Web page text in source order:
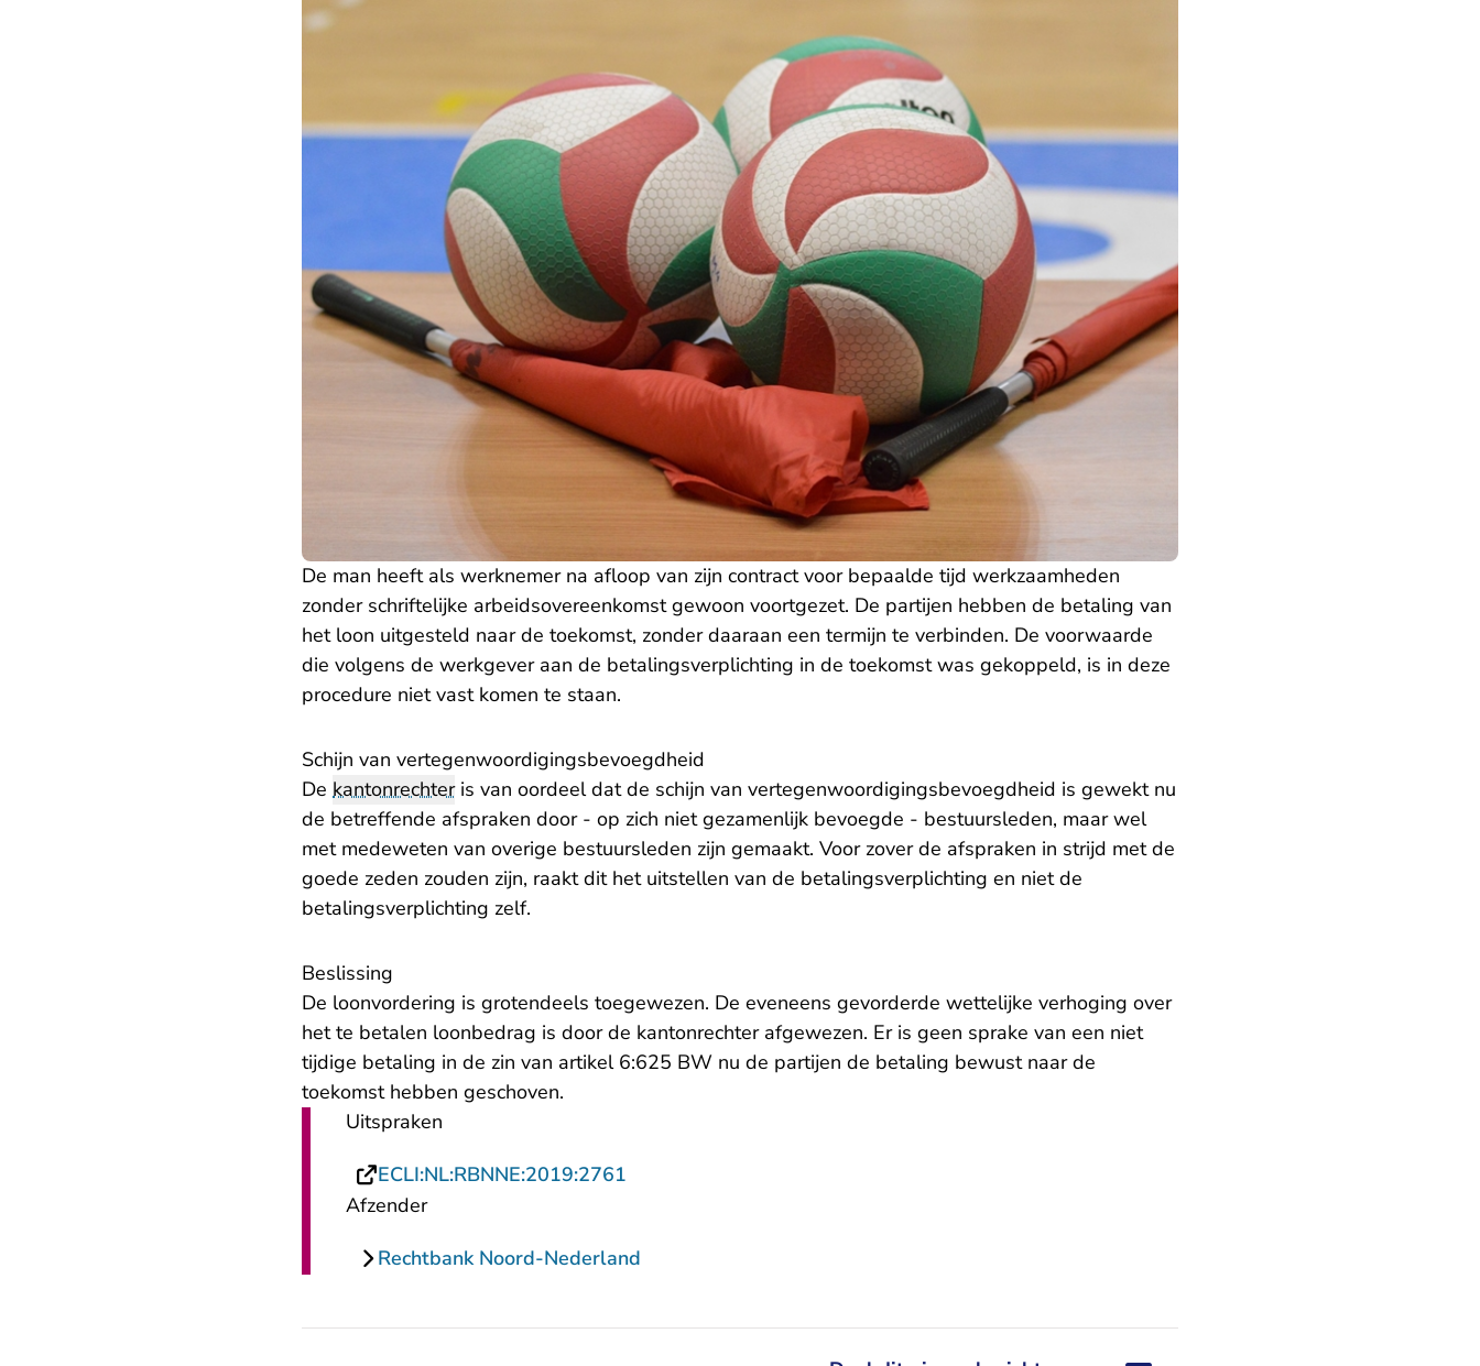
De man heeft als werknemer na afloop van zijn contract voor bepaalde tijd werkzaamheden
zonder schriftelijke arbeidsovereenkomst gewoon voortgezet. De partijen hebben de betaling van
het loon uitgesteld naar de toekomst, zonder daaraan een termijn te verbinden. De voorwaarde
die volgens de werkgever aan de betalingsverplichting in de toekomst was gekoppeld, is in deze
procedure niet vast komen te staan.
Schijn van vertegenwoordigingsbevoegdheid
De kantonrechteris van oordeel dat de schijn van vertegenwoordigingsbevoegdheid is gewekt nu
de betreffende afspraken door - op zich niet gezamenlijk bevoegde - bestuursleden, maar wel
met medeweten van overige bestuursleden zijn gemaakt. Voor zover de afspraken in strijd met de
goede zeden zouden zijn, raakt dit het uitstellen van de betalingsverplichting en niet de
betalingsverplichting zelf.
Beslissing
De loonvordering is grotendeels toegewezen. De eveneens gevorderde wettelijke verhoging over
het te betalen loonbedrag is door de kantonrechter afgewezen. Er is geen sprake van een niet
tijdige betaling in de zin van artikel 6:625 BW nu de partijen de betaling bewust naar de
toekomst hebben geschoven.
Uitspraken
ECLI:NL:RBNNE:2019:2761
Afzender
Rechtbank Noord-Nederland